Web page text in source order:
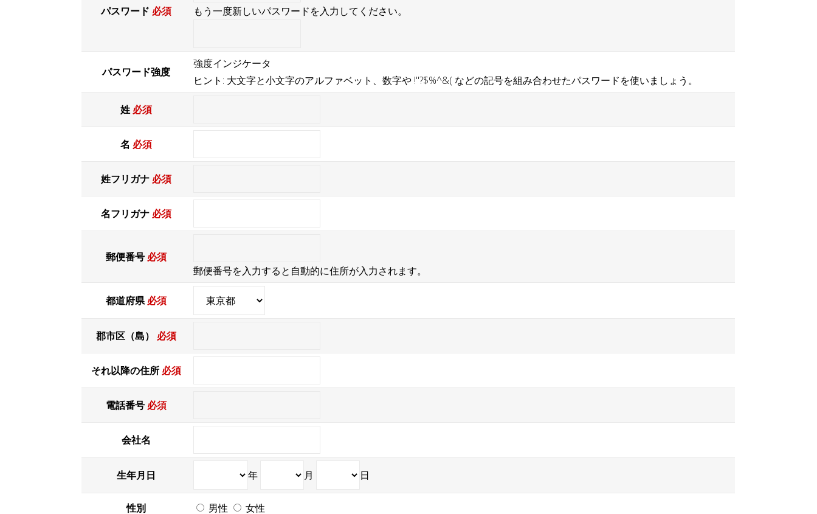
パスワード 必須 もう一度新しいパスワードを入力してください。
パスワード強度
強度インジケータ
ヒント: 大文字と小文字のアルファベット、数字や !"?$%^&( などの記号を組み合わせたパスワードを使いましょう。
姓 必須
名 必須
姓フリガナ 必須
名フリガナ 必須
郵便番号 必須
郵便番号を入力すると自動的に住所が入力されます。
都道府県 必須
郡市区（島） 必須
それ以降の住所 必須
電話番号 必須
会社名
生年月日 年 月 日
性別 男性 女性